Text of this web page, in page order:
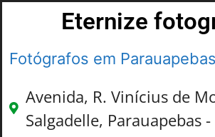
Eternize
Fotógrafos em Parauapebas
Avenida, R. Vinícius de
Salgadelle, Parauapebas -